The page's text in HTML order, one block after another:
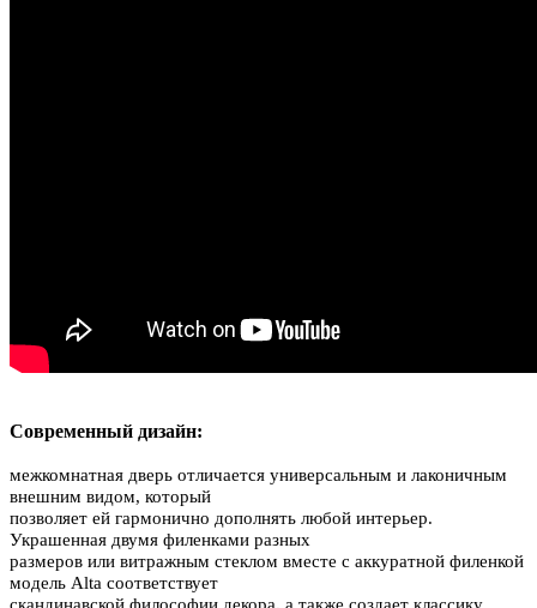
Современный дизайн:
межкомнатная дверь отличается универсальным и лаконичным
внешним видом, который
позволяет ей гармонично дополнять любой интерьер.
Украшенная двумя филенками разных
размеров или витражным стеклом вместе с аккуратной филенкой
модель Alta соответствует